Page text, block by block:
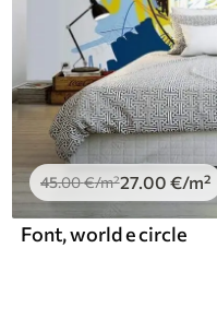
45.00€/m²27.00 €/m²
Font, world e circle